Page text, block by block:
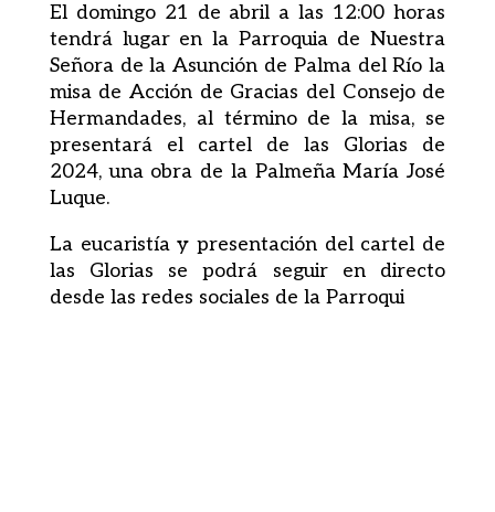
El domingo 21 de abril a las 12:00 horas
tendrá lugar en la Parroquia de Nuestra
Señora de la Asunción de Palma del Río la
misa de Acción de Gracias del Consejo de
Hermandades, al término de la misa, se
presentará el cartel de las Glorias de
2024, una obra de la Palmeña María José
Luque.
La eucaristía y presentación del cartel de
las Glorias se podrá seguir en directo
desde las redes sociales de la Parroqui